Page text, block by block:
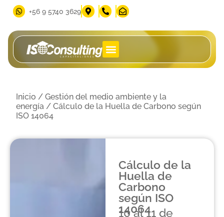
‪+56 9 5740 3629‬
Inicio / Gestión del medio ambiente y la
energía / Cálculo de la Huella de Carbono según
ISO 14064
Cálculo de la
Huella de
Carbono
según ISO
14064
10 al 11 de